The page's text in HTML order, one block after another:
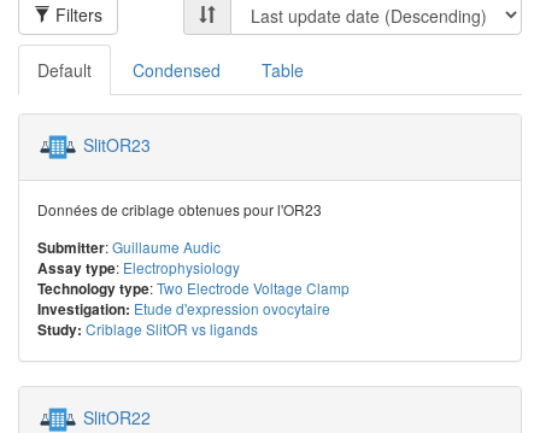
Filters
Default Condensed Table
SlitOR23
Données de criblage obtenues pour l'OR23
Submitter:Guillaume Audic
Assay type: Electrophysiology
Technology type:Two Electrode Voltage Clamp
Investigation: Etude d'expression ovocytaire
Study: Criblage SlitOR vs ligands
SlitOR22